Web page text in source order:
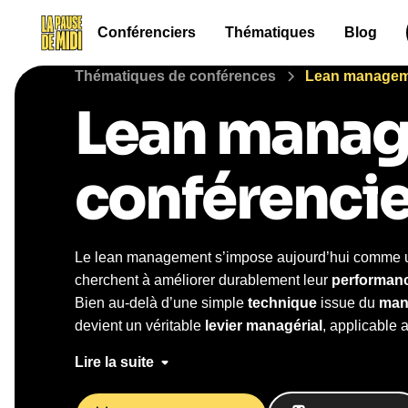
Conférenciers Thématiques Blog
Thématiques de conférences Lean
Lean
Le lean management s’impose aujourd’hui comme
cherchent à améliorer durablement leur
Bien au-delà d’une simple techniqueissue du
devient un véritable levier managérial , applicable
Animée de manière
des outils comme lekaizen, le kanban, le5S, le
Lire la suite